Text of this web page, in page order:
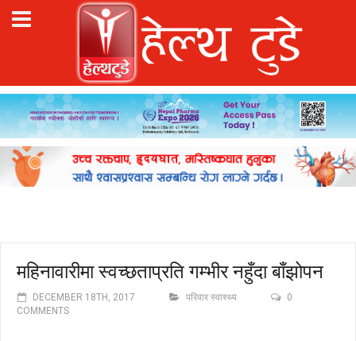
महिनावारीमा स्वच्छताप्रति गम्भीर नहुँदा बाँझोपन
DECEMBER 18TH, 2017 परिवार स्वास्थ्य
0
COMMENTS